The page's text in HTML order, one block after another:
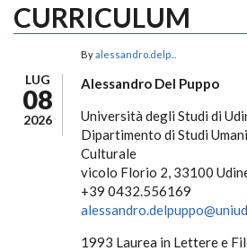
CURRICULUM
LUG
08
2026
Byalessandro.delp...
Alessandro Del Puppo
Università degli Studi di
Dipartimento di Studi
Culturale
vicolo Florio 2, 33100
+39 0432.556169
1993 Laurea in Lettere e